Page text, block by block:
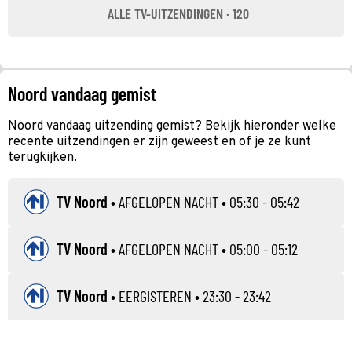
ALLE TV-UITZENDINGEN · 120
Noord vandaag gemist
Noord vandaag uitzending gemist? Bekijk hieronder welke
recente uitzendingen er zijn geweest en of je ze kunt
terugkijken.
TV Noord •AFGELOPEN NACHT• 05:30 - 05:42
TV Noord •AFGELOPEN NACHT• 05:00 - 05:12
TV Noord • EERGISTEREN • 23:30 - 23:42